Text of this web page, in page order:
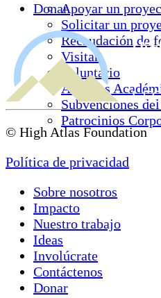
Apoyar un
Solicitar un
Recaudación de
Visitar
Voluntario
Alianzas
Subvenciones
Patrocinios
Donar
© High Atlas Foundation
Política de privacidad
Sobre nosotros
Impacto
Nuestro trabajo
Ideas
Involúcrate
Contáctenos
Donar